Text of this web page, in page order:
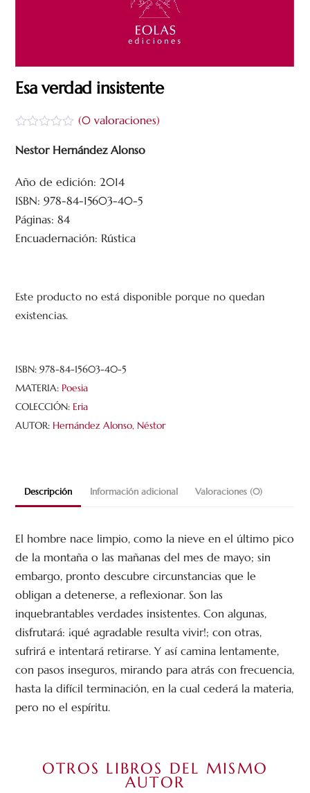
Esa verdad insistente
a
r
d
o
c
o
5
(0valoraciones)
Nestor Hernández Alonso
Año de edición: 2014
ISBN: 978-84-15603-40-5
Páginas: 84
Encuadernación: Rústica
Este producto no está disponible porque no quedan
existencias.
ISBN:978-84-15603-40-5
MATERIA: Poesia
COLECCIÓN: Eria
AUTOR: Hernández Alonso, Néstor
Descripción Información adicional Valoraciones (0)
El hombre nace limpio, como la nieve en el último pico
de la montaña o las mañanas del mes de mayo; sin
embargo, pronto descubre circunstancias que le
obligan a detenerse, a reflexionar. Son las
inquebrantables verdades insistentes. Con algunas,
disfrutará: ¡qué agradable resulta vivir!; con otras,
sufrirá e intentará retirarse. Y así camina lentamente,
con pasos inseguros, mirando para atrás con frecuencia,
hasta la difícil terminación, en la cual cederá la materia,
pero no el espíritu.
OTROS LIBROS DEL MISMO
AUTOR